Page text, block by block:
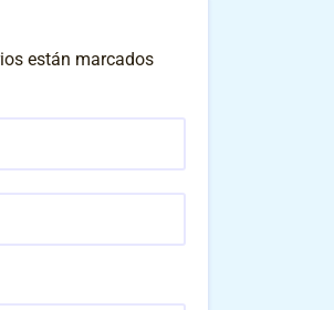
están marcados